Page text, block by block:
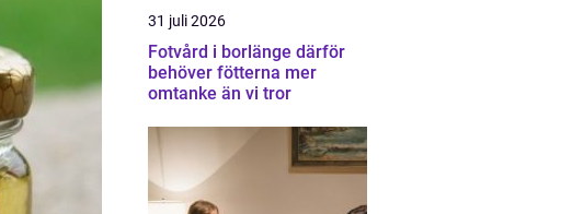
31 juli 2026
Fotvård i borlänge därför
behöver fötterna mer
omtanke än vi tror